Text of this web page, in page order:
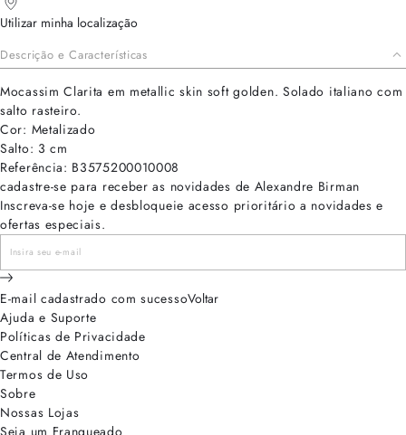
Utilizar minha localização
Descrição e Características
Mocassim Clarita em metallic skin soft golden. Solado italiano com
salto rasteiro.
Cor: Metalizado
Salto: 3 cm
Referência: B3575200010008
cadastre-se para receber as novidades de Alexandre Birman
Inscreva-se hoje e desbloqueie acesso prioritário a novidades e
ofertas especiais.
E-mail cadastrado com sucessoVoltar
Ajuda e Suporte
Políticas de Privacidade
Central de Atendimento
Termos de Uso
Sobre
Nossas Lojas
Seja um Franqueado